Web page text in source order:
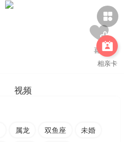


相亲卡
视频
属龙 双鱼座
未婚